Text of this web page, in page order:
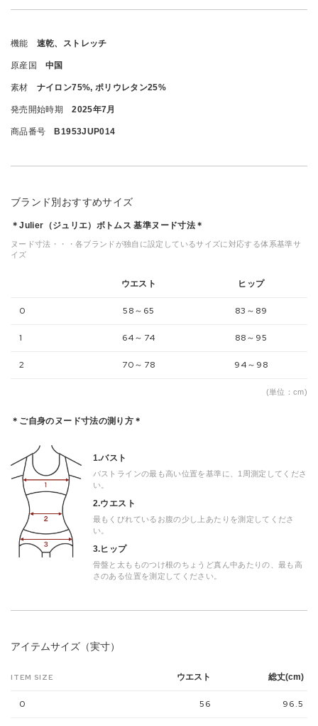
機能 速乾、ストレッチ
原産国 中国
素材 ナイロン75%, ポリウレタン25%
発売開始時期 2025年7月
商品番号 B1953JUP014
ブランド別おすすめサイズ
＊Julier（ジュリエ）ボトムス 基準ヌード寸法＊
ヌード寸法・・・各ブランドが独自に設定しているサイズに対応する体系基準サ
イズ
ウエスト ヒップ
0 58～65 83～89
1 64～74 88～95
2 70～78 94～98
(単位：cm)
＊ご自身のヌード寸法の測り方＊
1.バスト
バストラインの最も高い位置を基準に、1周測定してくださ
い。
2.ウエスト
最もくびれているお腹の少し上あたりを測定してくださ
い。
3.ヒップ
骨盤と太もものつけ根のちょうど真ん中あたりの、最も高
さのある位置を測定してください。
アイテムサイズ（実寸）
ITEM SIZE ウエスト 総丈(cm)
0 56 96.5